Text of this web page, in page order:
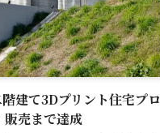
建て3Dプリント住宅プロ
販売まで達成